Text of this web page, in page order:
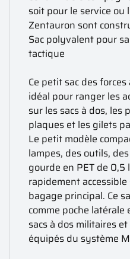
soit pour le service ou
Zentauron sont
Sac polyvalent pour
tactique
Ce petit sac des
idéal pour ranger les
sur les sacs à dos, les
plaques et les gilets
Le petit modèle
lampes, des outils,
gourde en PET de
rapidement
bagage principal. Ce
comme poche
sacs à dos militaires
équipés du système